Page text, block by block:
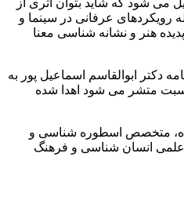
رویکردهای عرفانی در سینما و
هنر و نشانه شناسی معنا
دکتر ابوالقاسم اسماعیل پور به
متشر می شود اهدا شده
متخصص اسطوره شناسی و
انسان شناسی و فرهنگ